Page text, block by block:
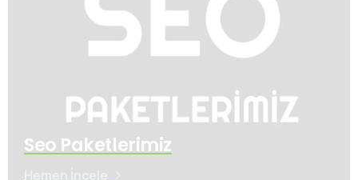
Seo Paketlerimiz